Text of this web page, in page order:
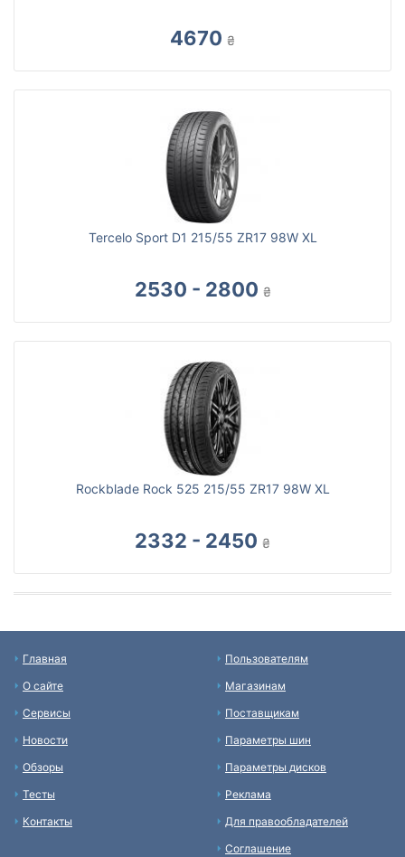
4670 ₴
Tercelo Sport D1 215/55 ZR17 98W XL
2530 - 2800 ₴
Rockblade Rock 525 215/55 ZR17 98W XL
2332 - 2450 ₴
Главная
О сайте
Сервисы
Новости
Обзоры
Тесты
Контакты
Пользователям
Магазинам
Поставщикам
Параметры шин
Параметры дисков
Реклама
Для правообладателей
Соглашение